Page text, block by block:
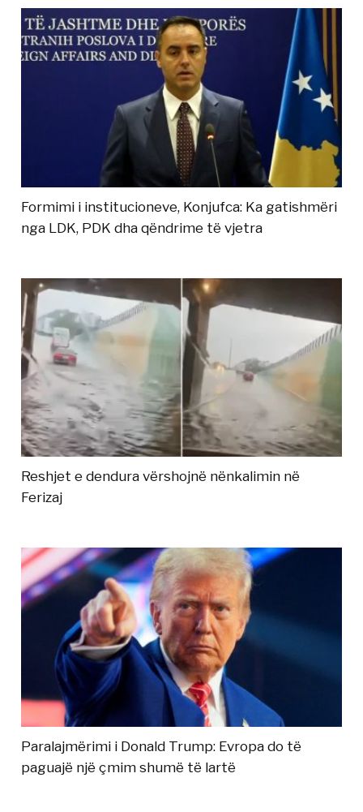
Formimi i institucioneve, Konjufca: Ka gatishmëri
nga LDK, PDK dha qëndrime të vjetra
Reshjet e dendura vërshojnë nënkalimin në
Ferizaj
Paralajmërimi i Donald Trump: Evropa do të
paguajë një çmim shumë të lartë